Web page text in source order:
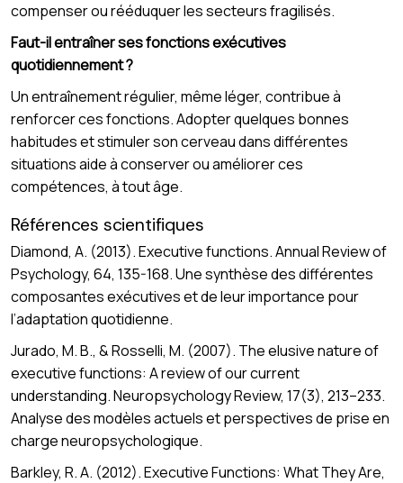
compenser ou rééduquer les secteurs fragilisés.
Faut-il entraîner ses fonctions exécutives
quotidiennement ?
Un entraînement régulier, même léger, contribue à
renforcer ces fonctions. Adopter quelques bonnes
habitudes et stimuler son cerveau dans différentes
situations aide à conserver ou améliorer ces
compétences, à tout âge.
Références scientifiques
Diamond, A. (2013). Executive functions. Annual Review of
Psychology, 64, 135-168. Une synthèse des différentes
composantes exécutives et de leur importance pour
l’adaptation quotidienne.
Jurado, M. B., & Rosselli, M. (2007). The elusive nature of
executive functions: A review of our current
understanding. Neuropsychology Review, 17(3), 213–233.
Analyse des modèles actuels et perspectives de prise en
charge neuropsychologique.
Barkley, R. A. (2012). Executive Functions: What They Are,